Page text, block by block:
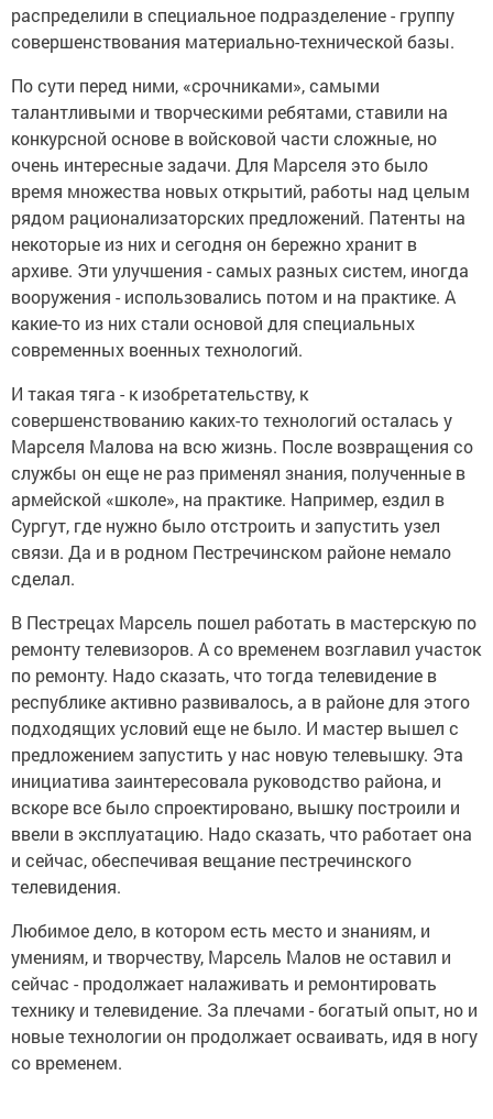
распределили в специальное подразделение - группу
совершенствования материально-технической базы.
По сути перед ними, «срочниками», самыми
талантливыми и творческими ребятами, ставили на
конкурсной основе в войсковой части сложные, но
очень интересные задачи. Для Марселя это было
время множества новых открытий, работы над целым
рядом рационализаторских предложений. Патенты на
некоторые из них и сегодня он бережно хранит в
архиве. Эти улучшения - самых разных систем, иногда
вооружения - использовались потом и на практике. А
какие-то из них стали основой для специальных
современных военных технологий.
И такая тяга - к изобретательству, к
совершенствованию каких-то технологий осталась у
Марселя Малова на всю жизнь. После возвращения со
службы он еще не раз применял знания, полученные в
армейской «школе», на практике. Например, ездил в
Сургут, где нужно было отстроить и запустить узел
связи. Да и в родном Пестречинском районе немало
сделал.
В Пестрецах Марсель пошел работать в мастерскую по
ремонту телевизоров. А со временем возглавил участок
по ремонту. Надо сказать, что тогда телевидение в
республике активно развивалось, а в районе для этого
подходящих условий еще не было. И мастер вышел с
предложением запустить у нас новую телевышку. Эта
инициатива заинтересовала руководство района, и
вскоре все было спроектировано, вышку построили и
ввели в эксплуатацию. Надо сказать, что работает она
и сейчас, обеспечивая вещание пестречинского
телевидения.
Любимое дело, в котором есть место и знаниям, и
умениям, и творчеству, Марсель Малов не оставил и
сейчас - продолжает налаживать и ремонтировать
технику и телевидение. За плечами - богатый опыт, но и
новые технологии он продолжает осваивать, идя в ногу
со временем.